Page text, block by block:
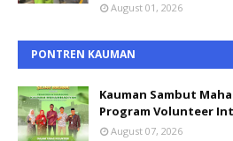
August 01, 2026
PONTREN KAUMAN
Kauman Sambut
Program Volunteer
August 07, 2026